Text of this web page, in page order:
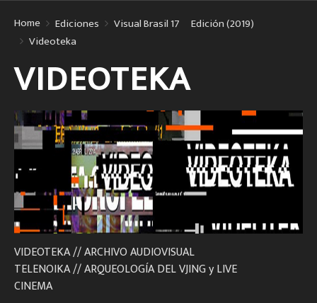
Home Ediciones
Visual Brasil 17º Edición (2019)
Videoteka
VIDEOTEKA
VIDEOTEKA // ARCHIVO AUDIOVISUAL
TELENOIKA // ARQUEOLOGÍA DEL VJING y LIVE
CINEMA